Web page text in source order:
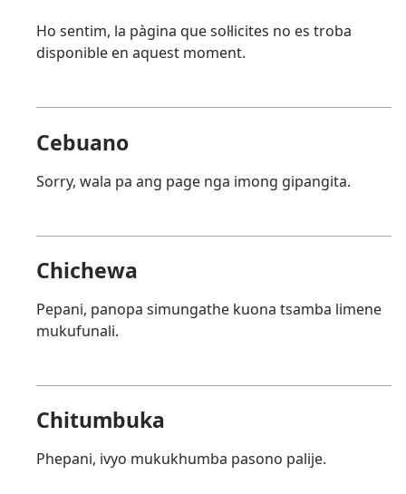
Ho sentim, la pàgina que sol·licites no es troba
disponible en aquest moment.
Cebuano
Sorry, wala pa ang page nga imong gipangita.
Chichewa
Pepani, panopa simungathe kuona tsamba limene
mukufunali.
Chitumbuka
Phepani, ivyo mukukhumba pasono palije.